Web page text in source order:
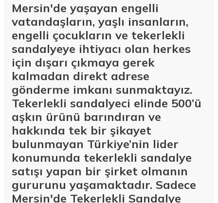
Mersin'de yaşayan engelli
vatandaşların, yaşlı insanların,
engelli çocukların ve tekerlekli
sandalyeye ihtiyacı olan herkes
için dışarı çıkmaya gerek
kalmadan direkt adrese
gönderme imkanı sunmaktayız.
Tekerlekli sandalyeci elinde 500’ü
aşkın ürünü barındıran ve
hakkında tek bir şikayet
bulunmayan Türkiye’nin lider
konumunda tekerlekli sandalye
satışı yapan bir şirket olmanın
gururunu yaşamaktadır. Sadece
Mersin'de Tekerlekli Sandalye